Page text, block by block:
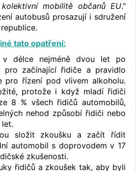
mobilitě občanů EU."
autobusů prosazují i sdružení
tato opatření:
v délce nejméně dvou let po
pro začínající řidiče a pravidlo
pro řízení pod vlivem alkoholu.
protože i když mladí řidiči
8 % všech řidičů automobilů,
nehod způsobí řidiči nebo
složit zkoušku a začít řídit
automobil s doprovodem v 17
zkušenosti.
řidičů a zkoušek tak, aby byli